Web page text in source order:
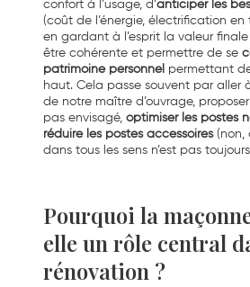
confort à l’usage, d’anticiper les
(coût de l’énergie, électrification
en gardant à l’esprit la valeur
être cohérente et permettre de se
patrimoine personnel permettant
haut. Cela passe souvent par aller
de notre maître d’ouvrage, proposer
pas envisagé, optimiser les postes
réduire les postes accessoires(non,
dans tous les sens n’est pas
Pourquoi la
elle un rôle central
rénovation ?